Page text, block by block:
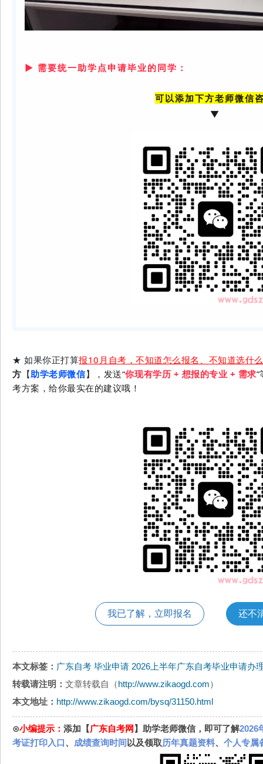
▶ 需要统一助学点申请毕业的同学：
可以添加下方老师微信
▼
★ 如果你正打算报10月自考，不知道怎么报名、不知道选什
方 【助学老师微信】，发送“你现有学历 + 想报的专业 + 需求
考方案，给你最实在的建议哦！
我已了解，立即报名 还不
本文标签： 广东自考 毕业申请 2026上半年广东自考毕业申请办
转载请注明： 文章转载自（http://www.zikaogd.com）
本文地址： http://www.zikaogd.com/bysq/31150.html
⊙小编提示： 添加【广东自考网 】助学老师微信，即可了解2026
考证打印入口、 成绩查询时间 以及领取历年真题资料、 个人专属